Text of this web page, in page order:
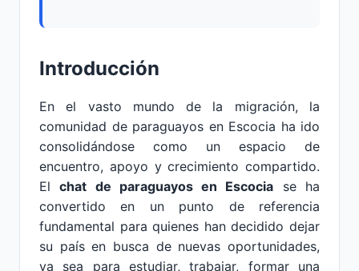
Introducción
En el vasto mundo de la migración, la
comunidad de paraguayos en Escocia ha ido
consolidándose como un espacio de
encuentro, apoyo y crecimiento compartido.
Elchat de paraguayos en Escocia se ha
convertido en un punto de referencia
fundamental para quienes han decidido dejar
su país en busca de nuevas oportunidades,
ya sea para estudiar, trabajar, formar una